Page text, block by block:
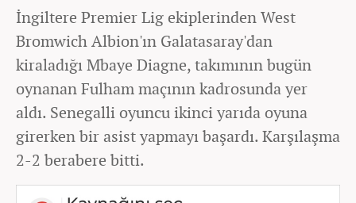
İngiltere Premier Lig ekiplerinden West
Bromwich Albion'ın Galatasaray'dan
kiraladığı Mbaye Diagne, takımının bugün
oynanan Fulham maçının kadrosunda yer
aldı. Senegalli oyuncu ikinci yarıda oyuna
girerken bir asist yapmayı başardı. Karşılaşma
2-2 berabere bitti.